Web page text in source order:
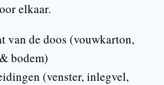
elkaar.
van de doos (vouwkarton,
bodem)
(venster, inlegvel,